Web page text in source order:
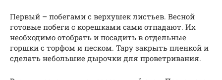
Первый – побегами с верхушек листьев. Весной
готовые побеги с корешками сами отпадают. Их
необходимо отобрать и посадить в отдельные
горшки с торфом и песком. Тару закрыть пленкой и
сделать небольшие дырочки для проветривания.